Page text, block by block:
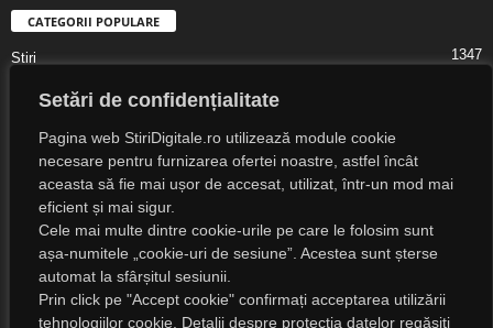
Setări de confidențialitate
Pagina web StiriDigitale.ro utilizează module cookie
necesare pentru furnizarea ofertei noastre, astfel încât
aceasta să fie mai ușor de accesat, utilizat, într-un mod mai
eficient și mai sigur.
Cele mai multe dintre cookie-urile pe care le folosim sunt
așa-numitele „cookie-uri de sesiune”. Acestea sunt șterse
automat la sfârșitul sesiunii.
Prin click pe "Accept cookie" confirmați acceptarea utilizării
tehnologiilor cookie. Detalii despre protecția datelor regăsiți
CATEGORII POPULARE
Știri 1347
Digital Lifestyle
Societate
Cultură
Religie
Știri Externe